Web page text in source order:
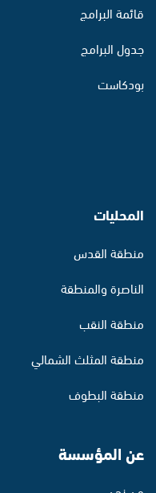
قائمة البرامج
جدول البرامج
بودكاست
المحليات
منطقة القدس
الناصرة والمنطقة
منطقة النقب
منطقة المثلث الشمالي
منطقة البطوف
عن المؤسسة